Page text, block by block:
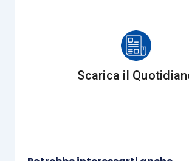
qualora l’attività, svolta per
sia diretta alla gestione
attività di mero godimento o
Scarica il